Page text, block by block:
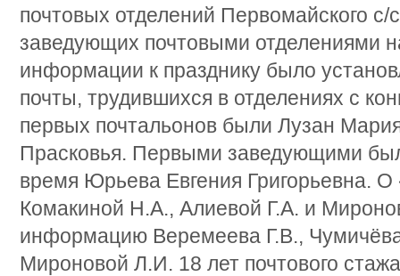
почтовых отделений Первомайского
заведующих почтовыми отделениями
информации к празднику было
почты, трудившихся в отделениях с
первых почтальонов были Лузан
Прасковья. Первыми заведующими
время Юрьева Евгения Григорьевна. О
Комакиной Н.А., Алиевой Г.А. и
информацию Веремеева Г.В.,
Мироновой Л.И. 18 лет почтового